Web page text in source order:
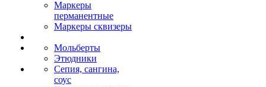
Маркеры
перманентные
Маркеры сквизеры
Мольберты
Этюдники
Сепия, сангина,
соус